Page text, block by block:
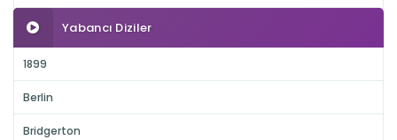
Yabancı Diziler
1899
Berlin
Bridgerton